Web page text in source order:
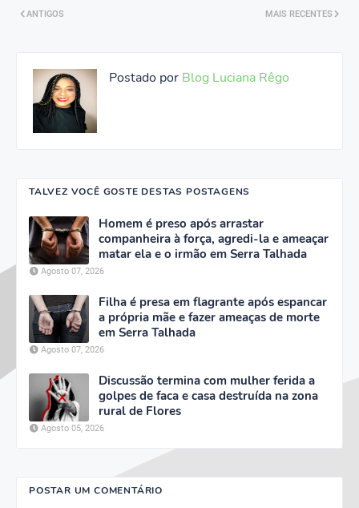
MAIS RECENTES
ANTIGOS
Postado por Blog Luciana Rêgo
TALVEZ VOCÊ GOSTE DESTAS POSTAGENS
Homem é preso após arrastar
companheira à força, agredi-la e ameaçar
matar ela e o irmão em Serra Talhada
Agosto 07, 2026
Filha é presa em flagrante após espancar
a própria mãe e fazer ameaças de morte
em Serra Talhada
Agosto 07, 2026
Discussão termina com mulher ferida a
golpes de faca e casa destruída na zona
rural de Flores
Agosto 05, 2026
POSTAR UM COMENTÁRIO